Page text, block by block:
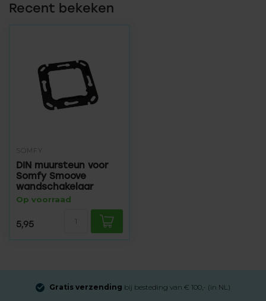
Recent bekeken
SOMFY
DIN muursteun voor
Somfy Smoove
wandschakelaar
Op voorraad
5,95
Gratis verzending bij besteding van € 100,- (in NL)